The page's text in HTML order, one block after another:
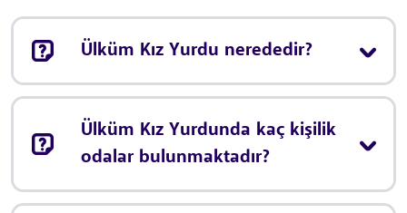
Ülküm Kız Yurdu nerededir?
Ülküm Kız Yurdunda kaç kişilik
odalar bulunmaktadır?